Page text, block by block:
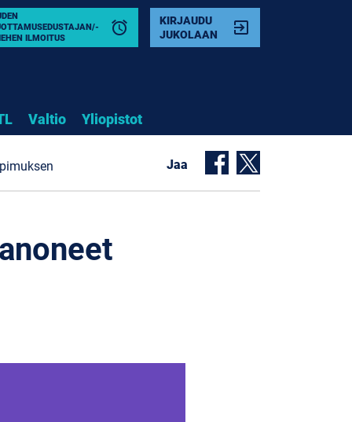
Valtio Yliopistot
ILMOITUS
alarm
KIRJAUDU
JUKOLAAN
exit_to_app
Jaa